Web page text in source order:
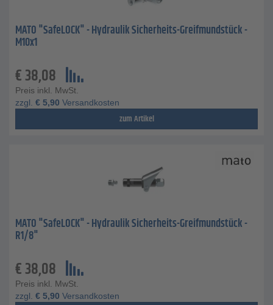
MATO "SafeLOCK" - Hydraulik Sicherheits-Greifmundstück -
M10x1
€38,08
Preis inkl. MwSt.
zzgl. € 5,90 Versandkosten
zum Artikel
MATO "SafeLOCK" - Hydraulik Sicherheits-Greifmundstück -
R1/8"
€38,08
Preis inkl. MwSt.
zzgl. € 5,90 Versandkosten